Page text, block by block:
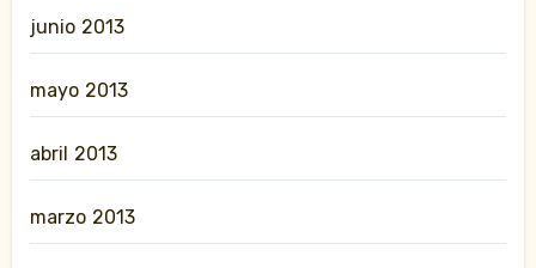
junio 2013
mayo 2013
abril 2013
marzo 2013